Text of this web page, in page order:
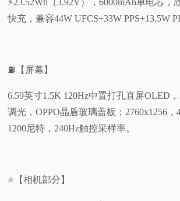
⚡23.52Wh（3.92V），6000mAh单电芯，
快充，兼容44W UFCS+33W PPS+13.5W
⛽【屏幕】
6.59英寸1.5K 120Hz中置打孔直屏OLED
调光，OPPO晶盾玻璃盖板；2760x1256，
1200尼特，240Hz触控采样率。
⭐【相机部分】